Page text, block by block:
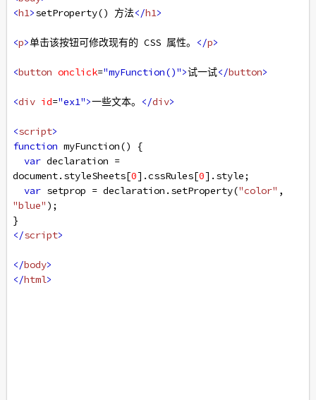
<h1>setProperty() 方法</h1>
<p>单击该按钮可修改现有的 CSS 属性。 </p>
<button onclick="myFunction()">试一试</button>
<div id="ex1">一些文本。 </div>
<script>
function myFunction() {
var declaration =
document. styleSheets[0].cssRules[0]. style;
var setprop = declaration . setProperty("color"
"blue" );
}
</script>
</body>
</html>